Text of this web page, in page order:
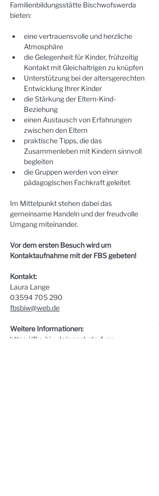
Familienbildungsstätte Bischwofswerda
bieten:
eine vertrauensvolle und herzliche
Atmosphäre
die Gelegenheit für Kinder, frühzeitig
Kontakt mit Gleichaltrigen zu knüpfen
Unterstützung bei der altersgerechten
Entwicklung Ihrer Kinder
die Stärkung der Eltern-Kind-
Beziehung
einen Austausch von Erfahrungen
zwischen den Eltern
praktische Tipps, die das
Zusammenleben mit Kindern sinnvoll
begleiten
die Gruppen werden von einer
pädagogischen Fachkraft geleitet
Im Mittelpunkt stehen dabei das
gemeinsame Handeln und der freudvolle
Umgang miteinander.
Vor dem ersten Besuch wird um
Kontaktaufnahme mit der FBS gebeten!
Kontakt:
Laura Lange
03594 705 290
fbsbiw@web.de
Weitere Informationen:
https://fbs-biw.de/angebote-fuer-